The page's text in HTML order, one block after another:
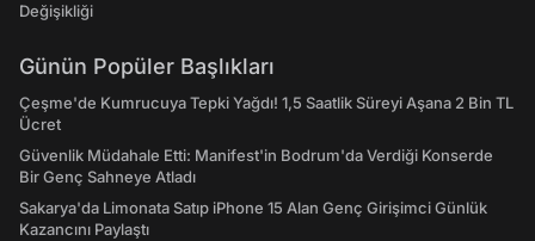
Değişikliği
Günün Popüler Başlıkları
Çeşme'de Kumrucuya Tepki Yağdı! 1,5 Saatlik Süreyi Aşana 2 Bin TL
Ücret
Güvenlik Müdahale Etti: Manifest'in Bodrum'da Verdiği Konserde
Bir Genç Sahneye Atladı
Sakarya'da Limonata Satıp iPhone 15 Alan Genç Girişimci Günlük
Kazancını Paylaştı